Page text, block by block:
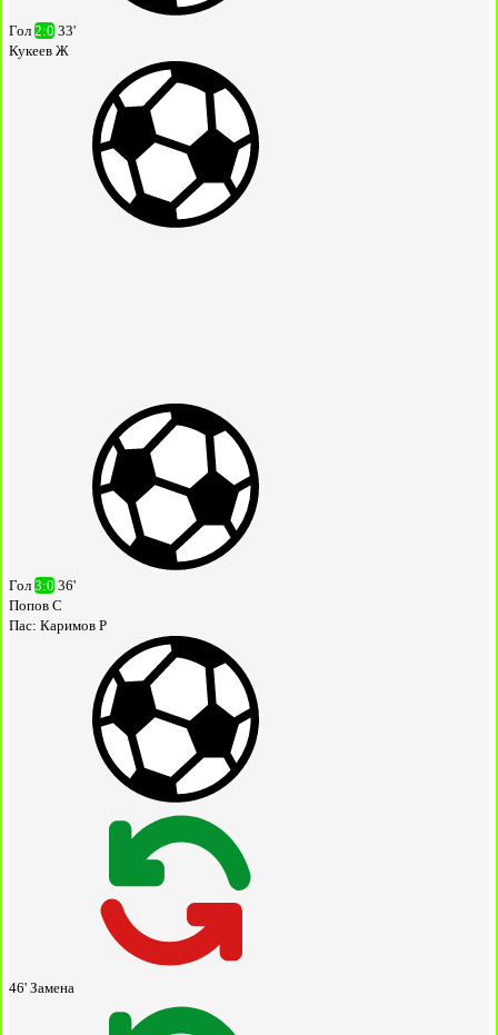
Гол 2:0 33'
Кукеев Ж
Гол 3:0 36'
Попов С
Пас: Каримов Р
46' Замена